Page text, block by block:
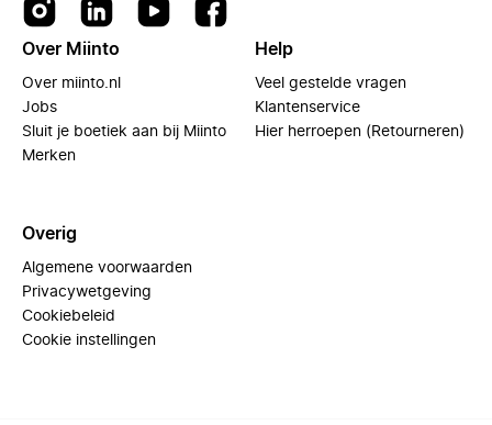
Over Miinto
Over miinto.nl
Jobs
Sluit je boetiek aan bij Miinto
Merken
Help
Veel gestelde vragen
Klantenservice
Hier herroepen (Retourneren)
Overig
Algemene voorwaarden
Privacywetgeving
Cookiebeleid
Cookie instellingen